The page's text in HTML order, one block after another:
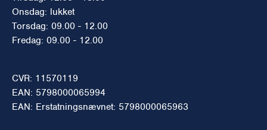
Onsdag: lukket
Torsdag: 09.00 - 12.00
Fredag: 09.00 - 12.00
CVR: 11570119
EAN: 5798000065994
EAN: Erstatningsnævnet: 5798000065963